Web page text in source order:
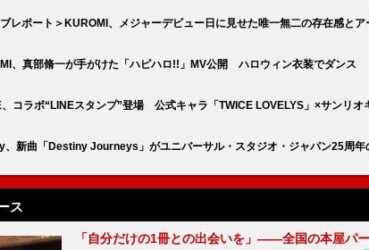
ブレポート＞KUROMI、メジャーデビュー日に見せた唯一無二の存在感と
、真部脩一が手がけた「ハピハロ!!」MV公開 ハロウィン衣装でダンス
、コラボ“LINEスタンプ”登場 公式キャラ「TWICE LOVELYS」×サンリオ
、新曲「Destiny Journeys」がユニバーサル・スタジオ・ジャパン25周年
ス
「自分だけの1冊との出会いを」――全国の本屋パ